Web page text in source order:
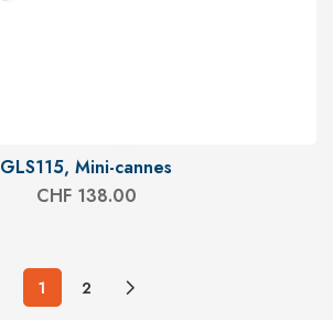
GLS115, Mini-cannes
CHF138.00
1 2